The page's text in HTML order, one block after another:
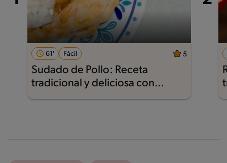
61' Fácil 5
Sudado de Pollo: Receta
tradicional y deliciosa con
Nestlé®